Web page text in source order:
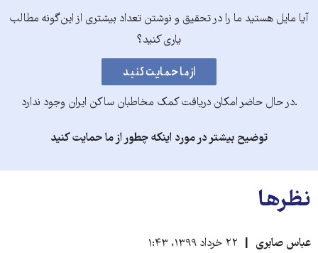
آیا مایل هستید ما را در تحقیق و نوشتن تعداد بیشتری از این‌گونه مطالب
یاری کنید؟
.در حال حاضر امکان دریافت کمک مخاطبان ساکن ایران وجود ندارد
توضیح بیشتر در مورد اینکه چطور از ما حمایت کنید
نظرها
عباس صابری
۲۲ خرداد ۱۳۹۹، ۱:۴۳